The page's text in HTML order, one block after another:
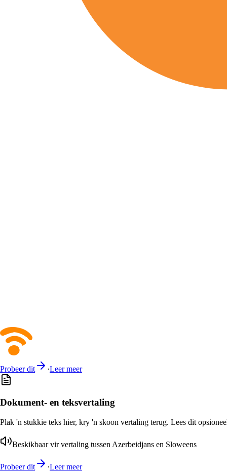
Probeer dit ·Leer meer
Dokument- en teksvertaling
Plak 'n stukkie teks hier, kry 'n skoon vertaling terug. Lees dit
Beskikbaar vir vertaling tussen Azerbeidjans en Sloweens
Probeer dit ·Leer meer